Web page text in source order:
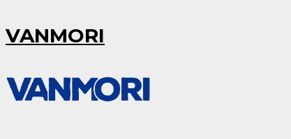
VANMORI